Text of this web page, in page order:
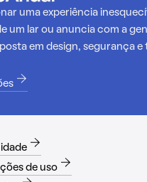
uma experiência
um lar ou anuncia com a
em design, segurança e
de uso